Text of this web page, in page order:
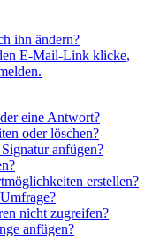
ihn ändern?
E-Mail-Link klicke,
eine Antwort?
oder löschen?
anfügen?
erstellen?
nicht zugreifen?
anfügen?